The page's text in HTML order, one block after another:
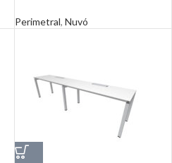
Perimetral, Nuvó